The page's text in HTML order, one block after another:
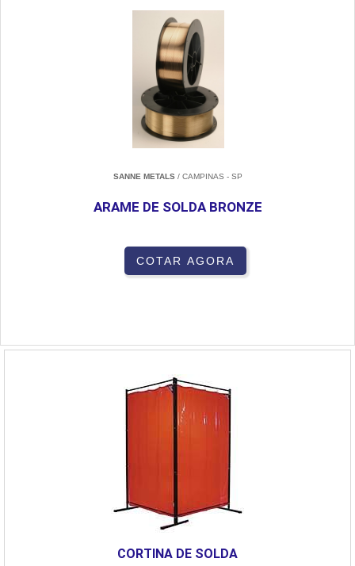
SANNE METALS/ CAMPINAS - SP
ARAME DE SOLDA BRONZE
COTAR AGORA
CORTINA DE SOLDA